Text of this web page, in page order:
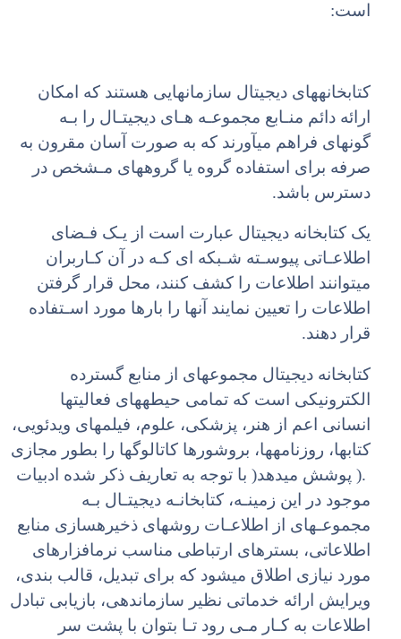
است:
کتابخانههای دیجیتال سازمانهایی هستند که امکان
ارائه دائم منـابع مجموعـه هـای دیجیتـال را بـه
گونهای فراهم میآورند که به صورت آسان مقرون به
صرفه برای استفاده گروه یا گروههای مـشخص در
دسترس باشد.
یک کتابخانه دیجیتال عبارت است از یـک فـضای
اطلاعـاتی پیوسـته شـبکه ای کـه در آن کـاربران
میتوانند اطلاعات را کشف کنند، محل قرار گرفتن
اطلاعات را تعیین نمایند آنها را بارها مورد اسـتفاده
قرار دهند.
کتابخانه دیجیتال مجموعهای از منابع گسترده
الکترونیکی است که تمامی حیطههای فعالیتها
انسانی اعم از هنر، پزشکی، علوم، فیلمهای ویدئویی،
کتابها، روزنامهها، بروشورها کاتالوگها را بطور مجازی
.( پوشش میدهد( با توجه به تعاریف ذکر شده ادبیات
موجود در این زمینـه، کتابخانـه دیجیتـال بـه
مجموعـهای از اطلاعـات روشهای ذخیرهسازی منابع
اطلاعاتی، بسترهای ارتباطی مناسب نرمافزارهای
مورد نیازی اطلاق میشود که برای تبدیل، قالب بندی،
ویرایش ارائه خدماتی نظیر سازماندهی، بازیابی تبادل
اطلاعات به کـار مـی رود تـا بتوان با پشت سر